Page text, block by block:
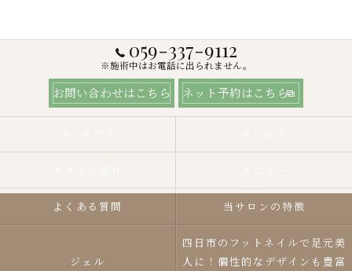
059-337-9112
※施術中はお電話に出られません。
お問い合わせはこちら ネット予約はこちら
よくある質問 当サロンの特徴
ジェル
四日市のフットネイルで足元美
人に！個性的なデザインも豊富